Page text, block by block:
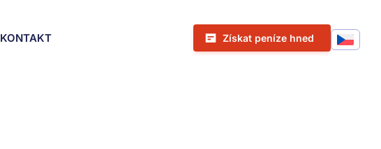
KONTAKT
Call To Action Menu
Získat peníze hned